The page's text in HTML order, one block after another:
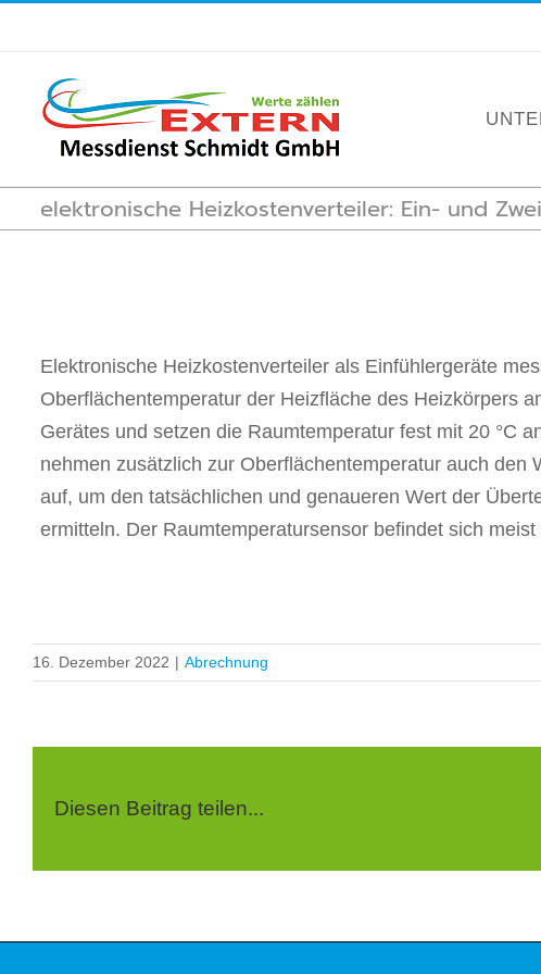
to
content
elektronische Heizkostenverteiler: Ein- und
Elektronische Heizkostenverteiler als Einfühlergeräte
Oberflächentemperatur der Heizfläche des Heizkörpers
Gerätes und setzen die Raumtemperatur fest mit 20 °C
nehmen zusätzlich zur Oberflächentemperatur auch den
auf, um den tatsächlichen und genaueren Wert der
ermitteln. Der Raumtemperatursensor befindet sich meist
Heizkörper abgewandten Seite im Innern der
Heizkostenverteiler. Denkbar und in
Montage des Raumluftsensors in geeigneter Entfernung
16. Dezember 2022 | Abrechnung
Diesen Beitrag teilen...